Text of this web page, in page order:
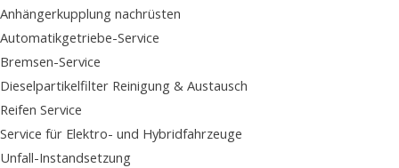
Anhängerkupplung nachrüsten
Automatikgetriebe-Service
Bremsen-Service
Dieselpartikelfilter Reinigung & Austausch
Reifen Service
Service für Elektro- und Hybridfahrzeuge
Unfall-Instandsetzung